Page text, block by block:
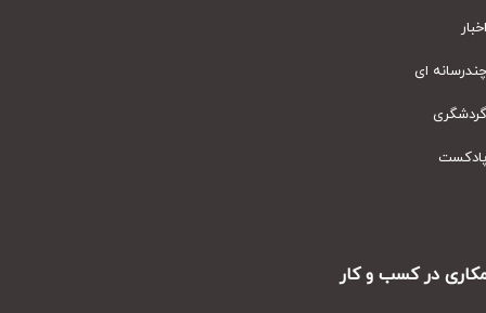
ای
در کسب و کار